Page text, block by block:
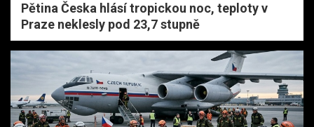
Pětina Česka hlásí tropickou noc, teploty v
Praze neklesly pod 23,7 stupně